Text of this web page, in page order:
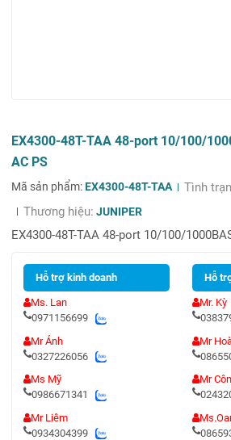
EX4300-48T-TAA 48-port 10/100/
AC PS
Mã sản phẩm:EX4300-48T-TAA Tình
Thương hiệu: JUNIPER
EX4300-48T-TAA 48-port 10/100/
Hỗ trợ kinh doanh
Ms. Lan
0971156699
Mr Ánh
0327226056
Ms Mỹ
0986671341
Mr Liêm
0934304399
Hỗ
Mr. Kỳ
Mr
Mr